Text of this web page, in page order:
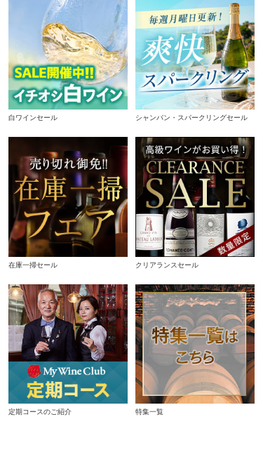
白ワインセール シャンパン・スパークリングセール
在庫一掃セール クリアランスセール
定期コースのご紹介 特集一覧